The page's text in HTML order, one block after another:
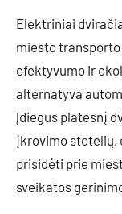
Elektriniai
miesto
efektyvumo ir
alternatyva
Įdiegus platesnį
įkrovimo stotelių,
prisidėti prie
sveikatos